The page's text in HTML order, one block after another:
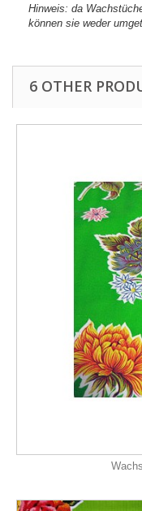
Hinweis: da
können sie weder
6 OTHER